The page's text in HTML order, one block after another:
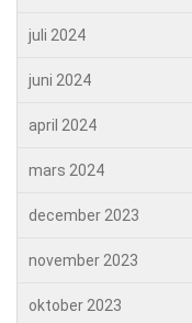
juli 2024
juni 2024
april 2024
mars 2024
december 2023
november 2023
oktober 2023